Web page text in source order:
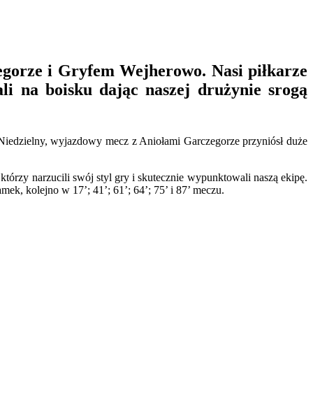
i Gryfem Wejherowo. Nasi piłkarze
na boisku dając naszej drużynie srogą
wyjazdowy mecz z Aniołami Garczegorze przyniósł duże
którzy narzucili swój styl gry i skutecznie wypunktowali naszą ekipę.
kolejno w 17’; 41’; 61’; 64’; 75’ i 87’ meczu.